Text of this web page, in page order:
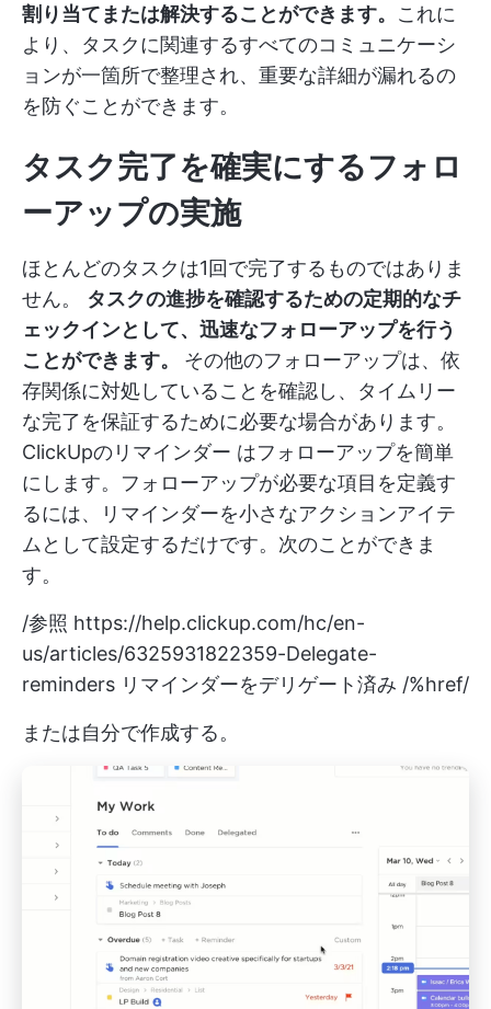
割り当てまたは解決することができます。 これに
より、タスクに関連するすべてのコミュニケーシ
ョンが一箇所で整理され、重要な詳細が漏れるの
を防ぐことができます。
タスク完了を確実にするフォロ
ーアップの実施
ほとんどのタスクは1回で完了するものではありま
せん。 タスクの進捗を確認するための定期的なチ
ェックインとして、迅速なフォローアップを行う
ことができます。 その他のフォローアップは、依
存関係に対処していることを確認し、タイムリー
な完了を保証するために必要な場合があります。
ClickUpのリマインダー はフォローアップを簡単
にします。フォローアップが必要な項目を定義す
るには、リマインダーを小さなアクションアイテ
ムとして設定するだけです。次のことができま
す。
/参照 https://help.clickup.com/hc/en-
us/articles/6325931822359-Delegate-
reminders リマインダーをデリゲート済み /%href/
または自分で作成する。